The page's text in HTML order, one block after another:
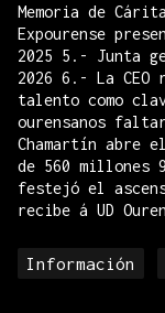
Memoria de
Expourense
2025 5.- Junta
2026 6.- La
talento como
ourensanos
Chamartín abre
de 560 millones
festejó el
recibe á UD
Información